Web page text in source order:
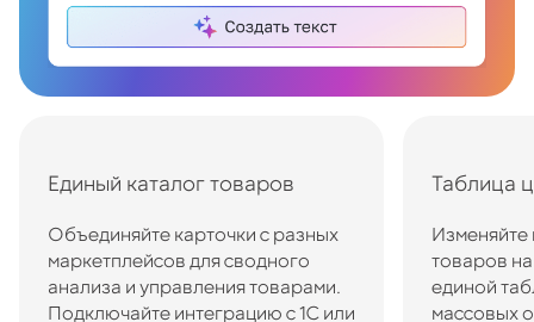
Единый каталог товаров
Объединяйте карточки с разных
маркетплейсов для сводного
анализа и управления товарами.
Подключайте интеграцию с 1С или
Таблица
Изменяйте
товаров
единой
массовых